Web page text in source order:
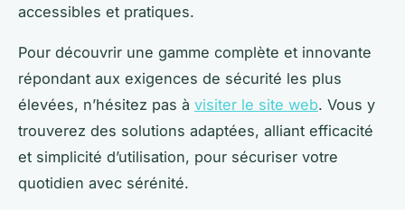
accessibles et pratiques.
Pour découvrir une gamme complète et innovante
répondant aux exigences de sécurité les plus
élevées, n’hésitez pas à visiter le site web. Vous y
trouverez des solutions adaptées, alliant efficacité
et simplicité d’utilisation, pour sécuriser votre
quotidien avec sérénité.